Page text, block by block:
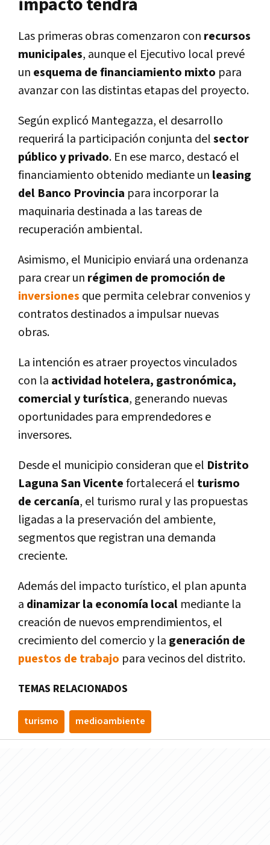
Las primeras obras comenzaron con recursos
municipales, aunque el Ejecutivo local prevé
un esquema de financiamiento mixto para
avanzar con las distintas etapas del proyecto.
Según explicó Mantegazza, el desarrollo
requerirá la participación conjunta delsector
público y privado. En ese marco, destacó el
financiamiento obtenido mediante un leasing
del Banco Provincia para incorporar la
maquinaria destinada a las tareas de
recuperación ambiental.
Asimismo, el Municipio enviará una ordenanza
para crear un régimen de promoción de
inversiones que permita celebrar convenios y
contratos destinados a impulsar nuevas
obras.
La intención es atraer proyectos vinculados
con la actividad hotelera, gastronómica,
comercial y turística, generando nuevas
oportunidades para emprendedores e
inversores.
Desde el municipio consideran que el Distrito
Laguna San Vicentefortalecerá el turismo
de cercanía, el turismo rural y las propuestas
ligadas a la preservación del ambiente,
segmentos que registran una demanda
creciente.
Además del impacto turístico, el plan apunta
a dinamizar la economía local mediante la
creación de nuevos emprendimientos, el
crecimiento del comercio y la generación de
puestos de trabajo para vecinos del distrito.
TEMAS RELACIONADOS
turismo medioambiente